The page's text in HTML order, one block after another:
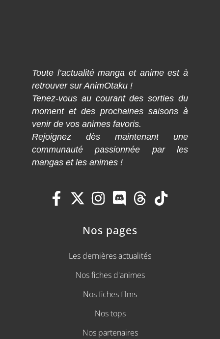
Toute l’actualité manga et anime est à
retrouver sur AnimOtaku !
Tenez-vous au courant des sorties du
moment et des prochaines saisons à
venir de vos animes favoris.
Rejoignez dès maintenant une
communauté passionnée par les
mangas et les animes !
Nos pages
Les dernières actualités
Nos fiches d'animes
Nos fiches films
Nos tops
Nos partenaires